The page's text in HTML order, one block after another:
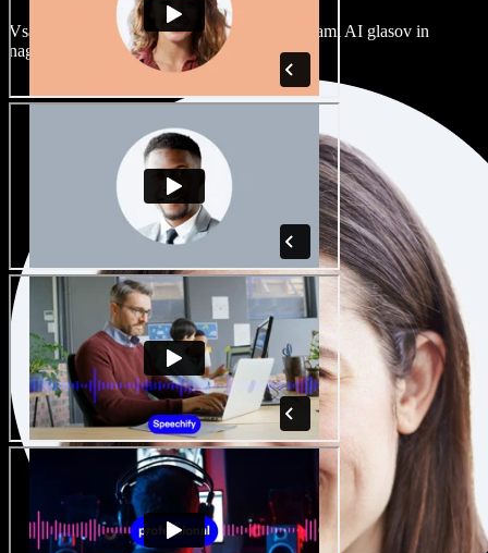
Vsak projekt je unikaten. Izbirajte med stotinami AI glasov in
naglasov ter jih prilagodite po svoje.